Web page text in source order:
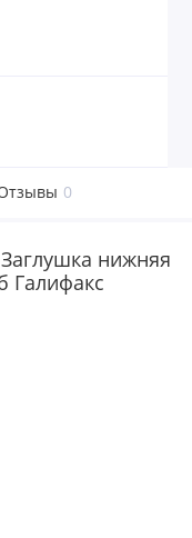
0
нижняя
Галифакс